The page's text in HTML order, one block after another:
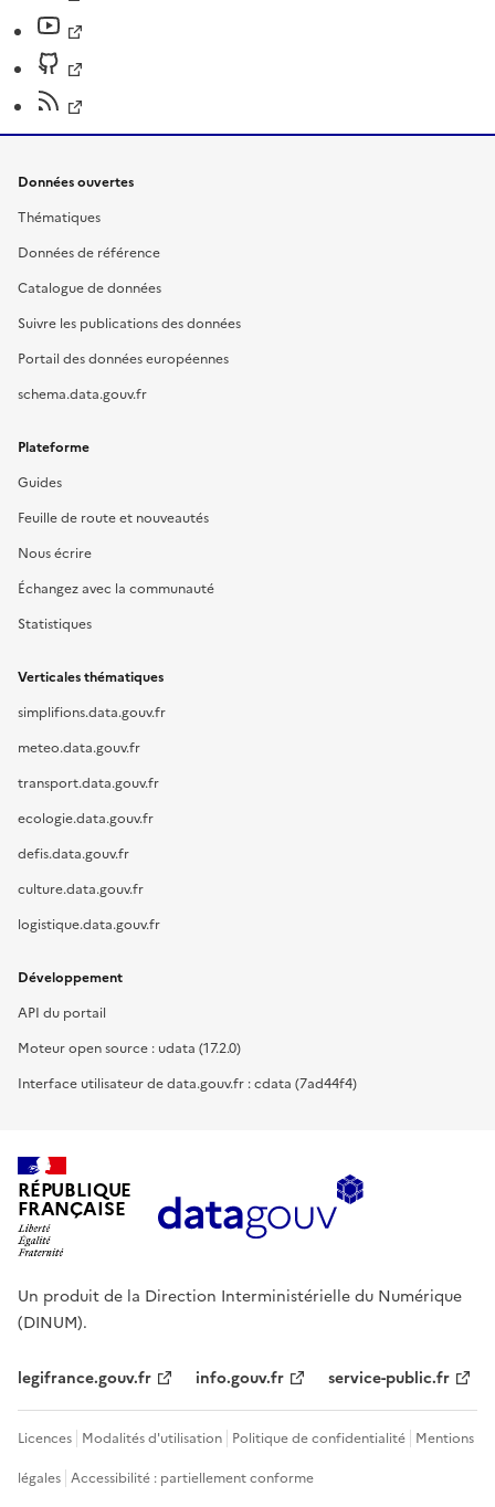
Données ouvertes
Thématiques
Données de référence
Catalogue de données
Suivre les publications des données
Portail des données européennes
schema.data.gouv.fr
Plateforme
Guides
Feuille de route et nouveautés
Nous écrire
Échangez avec la communauté
Statistiques
Verticales thématiques
simplifions.data.gouv.fr
meteo.data.gouv.fr
transport.data.gouv.fr
ecologie.data.gouv.fr
defis.data.gouv.fr
culture.data.gouv.fr
logistique.data.gouv.fr
Développement
API du portail
Moteur open source : udata (17.2.0)
Interface utilisateur de data.gouv.fr : cdata (7ad44f4)
RÉPUBLIQUE
FRANÇAISE
Un produit de la Direction Interministérielle du Numérique
(DINUM).
legifrance.gouv.fr info.gouv.fr service-public.fr
Licences Modalités d'utilisation Politique de confidentialité Mentions
légales Accessibilité : partiellement conforme